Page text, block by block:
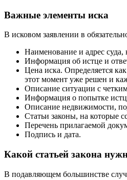
Важные элементы иска
В исковом заявлении в
Наименование и адрес суда,
Информация об истце и
Цена иска. Определяется
этот момент уже решен и
Описание ситуации с
Информация о попытке
Описание недвижимости,
Статьи законы, на которые
Перечень прилагаемой
Подпись и дата.
Какой статьей закона
В подавляющем большинстве